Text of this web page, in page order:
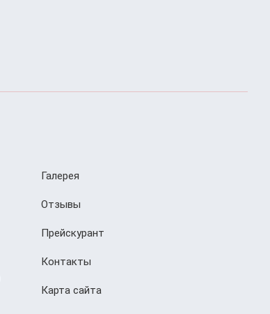
Галерея
Отзывы
Прейскурант
Контакты
Карта сайта